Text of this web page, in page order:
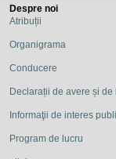
Despre noi
Atribuții
Organigrama
Conducere
Declarații de avere și de
Informaţii de interes
Program de lucru